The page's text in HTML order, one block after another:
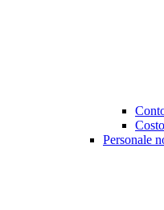
Personale